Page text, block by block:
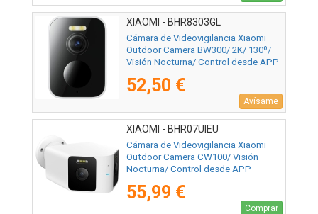
XIAOMI - BHR8303GL
Cámara de Videovigilancia Xiaomi
Outdoor Camera BW300/ 2K/ 130º/
Visión Nocturna/ Control desde APP
52,50 €
Avísame
XIAOMI - BHR07UIEU
Cámara de Videovigilancia Xiaomi
Outdoor Camera CW100/ Visión
Nocturna/ Control desde APP
55,99 €
Comprar